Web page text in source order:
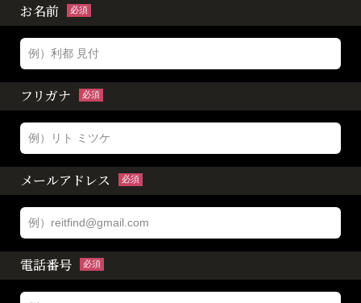
お名前 必須
フリガナ 必須
メールアドレス 必須
電話番号 必須